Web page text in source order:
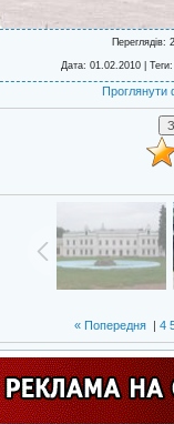
Переглядів:
Дата: 01.02.2010 | Теги
Проглянути
« Попередня | 4